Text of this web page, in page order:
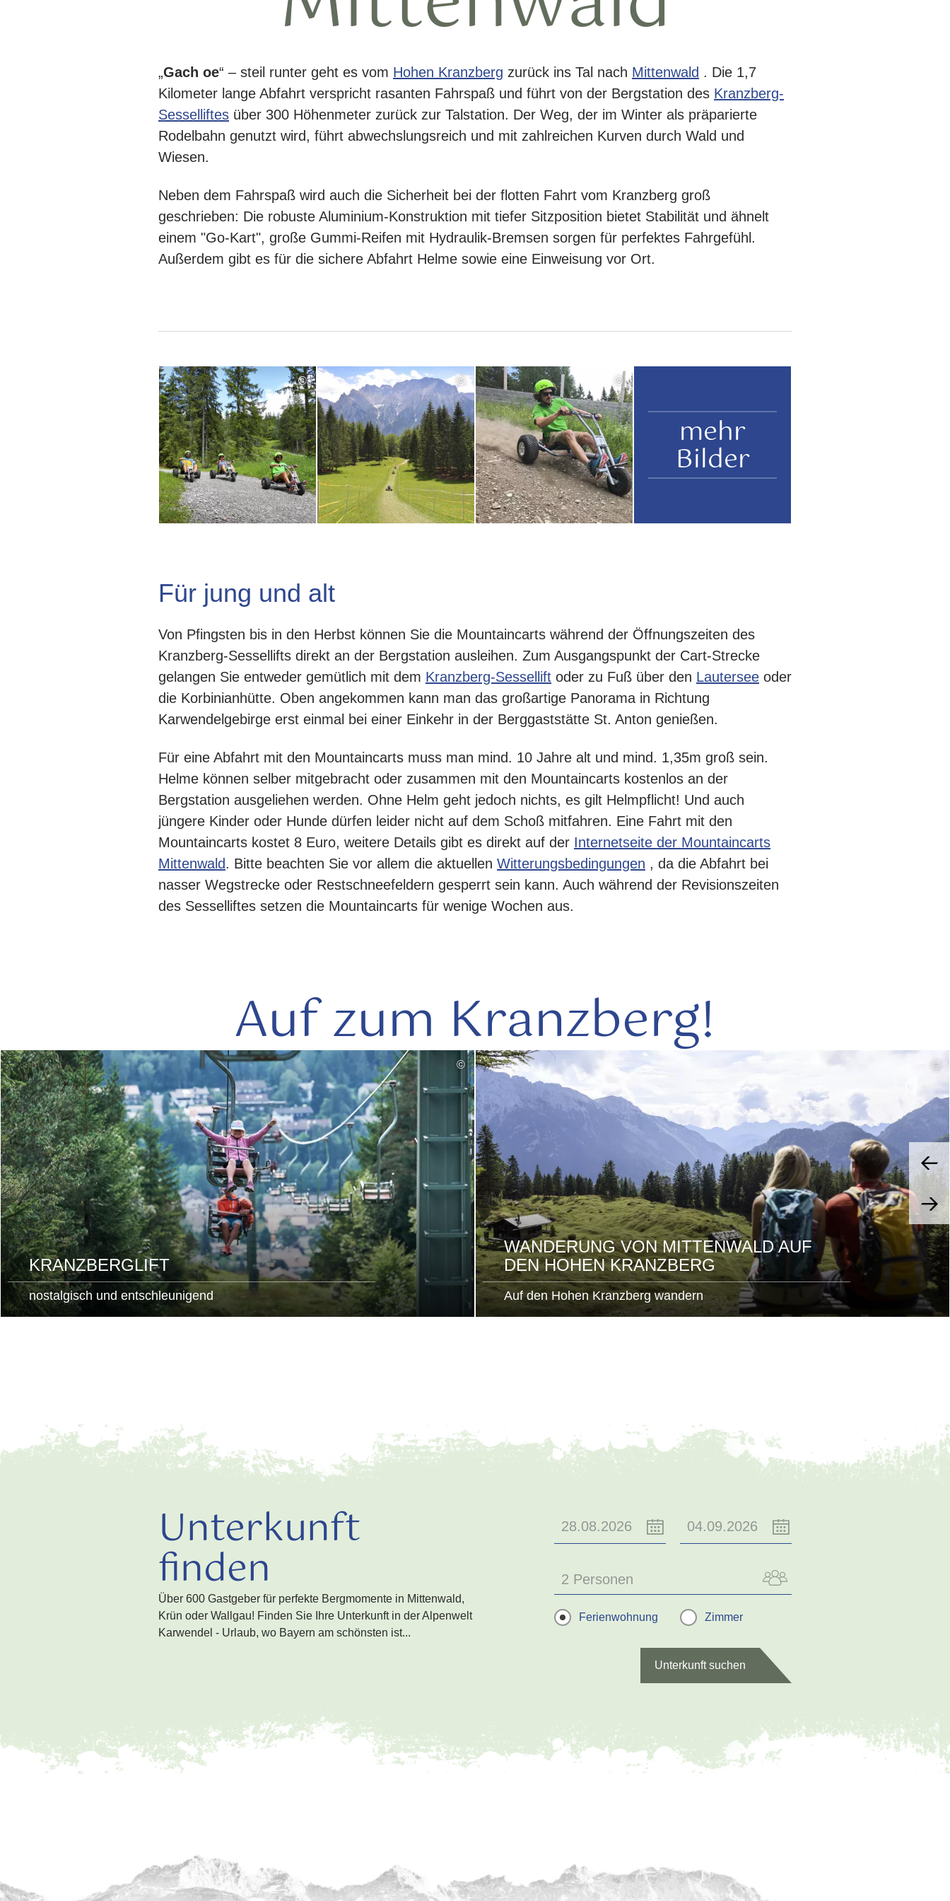
„Gach oe“ – steil runter geht es vom Hohen Kranzberg zurück ins Tal nach Mittenwald . Die 1,7
Kilometer lange Abfahrt verspricht rasanten Fahrspaß und führt von der Bergstation des Kranzberg-
Sesselliftes über 300 Höhenmeter zurück zur Talstation. Der Weg, der im Winter als präparierte
Rodelbahn genutzt wird, führt abwechslungsreich und mit zahlreichen Kurven durch Wald und
Wiesen.
Neben dem Fahrspaß wird auch die Sicherheit bei der flotten Fahrt vom Kranzberg groß
geschrieben: Die robuste Aluminium-Konstruktion mit tiefer Sitzposition bietet Stabilität und ähnelt
einem "Go-Kart", große Gummi-Reifen mit Hydraulik-Bremsen sorgen für perfektes Fahrgefühl.
Außerdem gibt es für die sichere Abfahrt Helme sowie eine Einweisung vor Ort.
© © ©
mehr
Bilder
Für jung und alt
Von Pfingsten bis in den Herbst können Sie die Mountaincarts während der Öffnungszeiten des
Kranzberg-Sessellifts direkt an der Bergstation ausleihen. Zum Ausgangspunkt der Cart-Strecke
gelangen Sie entweder gemütlich mit dem Kranzberg-Sessellift oder zu Fuß über den Lautersee oder
die Korbinianhütte. Oben angekommen kann man das großartige Panorama in Richtung
Karwendelgebirge erst einmal bei einer Einkehr in der Berggaststätte St. Anton genießen.
Für eine Abfahrt mit den Mountaincarts muss man mind. 10 Jahre alt und mind. 1,35m groß sein.
Helme können selber mitgebracht oder zusammen mit den Mountaincarts kostenlos an der
Bergstation ausgeliehen werden. Ohne Helm geht jedoch nichts, es gilt Helmpflicht! Und auch
jüngere Kinder oder Hunde dürfen leider nicht auf dem Schoß mitfahren. Eine Fahrt mit den
Mountaincarts kostet 8 Euro, weitere Details gibt es direkt auf der Internetseite der Mountaincarts
Mittenwald. Bitte beachten Sie vor allem die aktuellen Witterungsbedingungen , da die Abfahrt bei
nasser Wegstrecke oder Restschneefeldern gesperrt sein kann. Auch während der Revisionszeiten
des Sesselliftes setzen die Mountaincarts für wenige Wochen aus.
Auf zum Kranzberg!
©
KRANZBERGLIFT
nostalgisch und entschleunigend
mehr
lesen
©
WANDERUNG VON MITTENWALD AUF
DEN HOHEN KRANZBERG
Auf den Hohen Kranzberg wandern
Unterkunft
finden
Über 600 Gastgeber für perfekte Bergmomente in Mittenwald,
Krün oder Wallgau! Finden Sie Ihre Unterkunft in der Alpenwelt
Karwendel - Urlaub, wo Bayern am schönsten ist...
2 Personen
Ferienwohnung Zimmer
Unterkunft suchen